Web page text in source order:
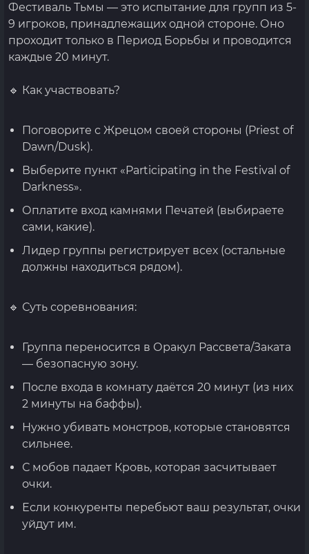
Фестиваль Тьмы — это испытание для групп из 5-
9 игроков, принадлежащих одной стороне. Оно
проходит только в Период Борьбы и проводится
каждые 20 минут.
🔹 Как участвовать?
Поговорите с Жрецом своей стороны (Priest of
Dawn/Dusk).
Выберите пункт «Participating in the Festival of
Darkness».
Оплатите вход камнями Печатей (выбираете
сами, какие).
Лидер группы регистрирует всех (остальные
должны находиться рядом).
🔹 Суть соревнования:
Группа переносится в Оракул Рассвета/Заката
— безопасную зону.
После входа в комнату даётся 20 минут (из них
2 минуты на баффы).
Нужно убивать монстров, которые становятся
сильнее.
С мобов падает Кровь, которая засчитывает
очки.
Если конкуренты перебьют ваш результат, очки
уйдут им.